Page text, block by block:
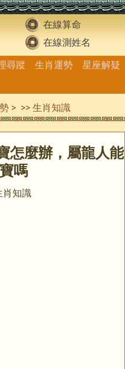
在線算命
在線測姓名
尋蹤 生肖運勢
星座解疑
> >> 生肖知識
怎麼辦，屬龍人能
嗎
知識